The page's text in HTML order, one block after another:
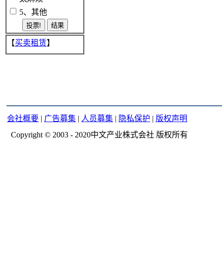
5、其他
【买卖租赁】
会社概要 | 广告募集 | 人员募集 | 隐私保护 | 版权声明
Copyright © 2003 - 2020中文产业株式会社 版权所有